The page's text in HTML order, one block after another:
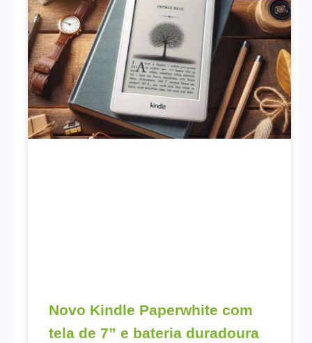
Novo Kindle Paperwhite com
tela de 7” e bateria duradoura